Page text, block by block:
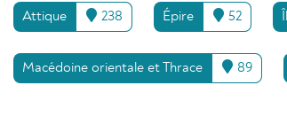
Attique 238 Épire 52
Macédoine orientale et Thrace 89